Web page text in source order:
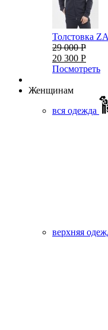
Толстовка
29 000 Р
20 300 Р
Посмотреть
Женщинам
вся одежда
верхняя